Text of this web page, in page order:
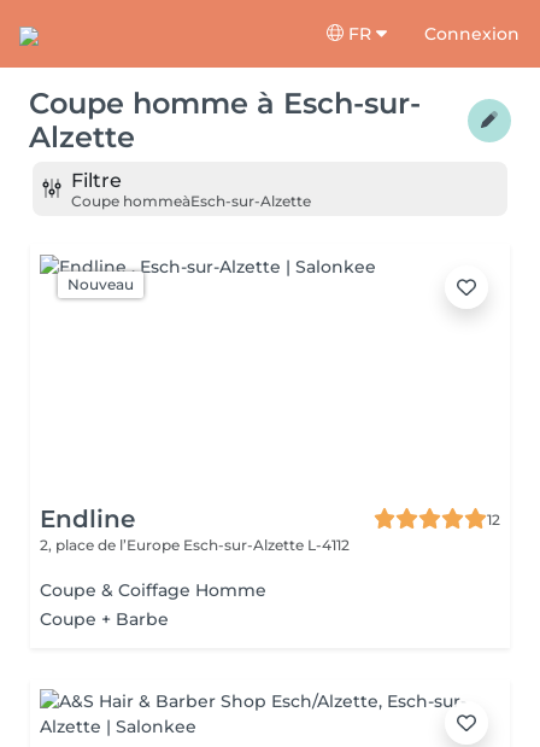
FR Connexion
Coupe homme à Esch-sur-
Alzette
Filtre
Coupe hommeàEsch-sur-Alzette
Nouveau
Endline
12
2, place de l’Europe Esch-sur-Alzette L-4112
Coupe & Coiffage Homme
Coupe + Barbe